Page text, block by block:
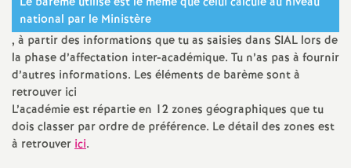
é
O
r
national par le Ministère
, à partir des informations que tu as saisies dans SIAL lors de
la phase d’affectation inter-académique. Tu n’as pas à fournir
d’autres informations. Les éléments de barème sont à
retrouver ici
L’académie est répartie en 12 zones géographiques que tu
dois classer par ordre de préférence. Le détail des zones est
à retrouverici.